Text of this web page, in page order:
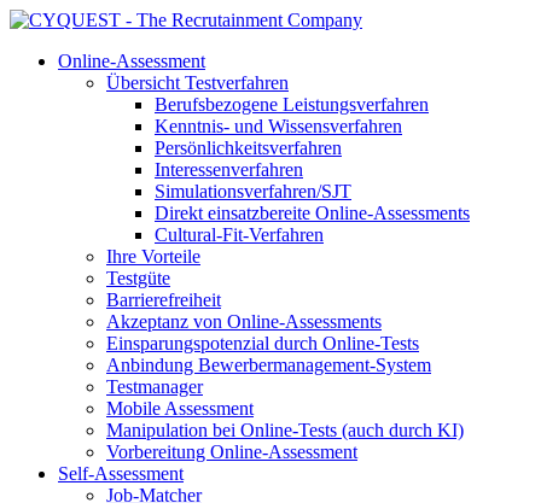
Online-Assessment
Übersicht Testverfahren
Berufsbezogene Leistungsverfahren
Kenntnis- und Wissensverfahren
Persönlichkeitsverfahren
Interessenverfahren
Simulationsverfahren/SJT
Direkt einsatzbereite Online-Assessments
Cultural-Fit-Verfahren
Ihre Vorteile
Testgüte
Barrierefreiheit
Akzeptanz von Online-Assessments
Einsparungspotenzial durch Online-Tests
Anbindung Bewerbermanagement-System
Testmanager
Mobile Assessment
Manipulation bei Online-Tests (auch durch KI)
Vorbereitung Online-Assessment
Self-Assessment
Job-Matcher